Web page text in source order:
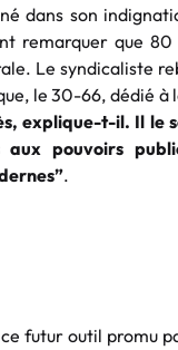
dans son
remarquer que
Le syndicaliste
le 30-66, dédié à
explique-t-il. Il le
aux pouvoirs
.
futur outil promu